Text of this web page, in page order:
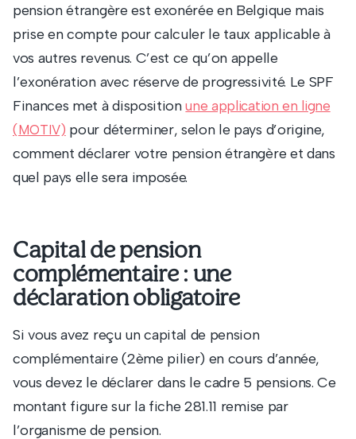
pension étrangère est exonérée en Belgique mais
prise en compte pour calculer le taux applicable à
vos autres revenus. C’est ce qu’on appelle
l’exonération avec réserve de progressivité. Le SPF
Finances met à dispositionune application en ligne
(MOTIV) pour déterminer, selon le pays d’origine,
comment déclarer votre pension étrangère et dans
quel pays elle sera imposée.
Capital de pension
complémentaire : une
déclaration obligatoire
Si vous avez reçu un capital de pension
complémentaire (2ème pilier) en cours d’année,
vous devez le déclarer dans le cadre 5 pensions. Ce
montant figure sur la fiche 281.11 remise par
l’organisme de pension.